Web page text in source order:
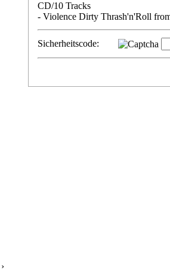
›
CD/10 Tracks
- Violence Dirty Thrash'n'Roll
Sicherheitscode: